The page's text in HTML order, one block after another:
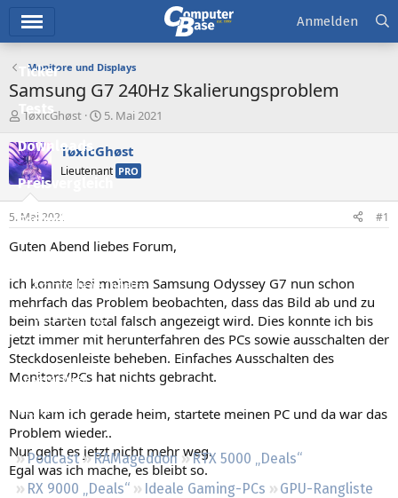
Ticker
Tests
Downloads
Preisvergleich
Forum
Aktuelles
Empfohlene Inhalte
Neue Beiträge
Neueste Aktivitäten
Leserartikel
Regeln
Podcast RAMageddon
RTX 5000 „Deals“
RX 9000 „Deals“
Ideale Gaming-PCs
GPU-Rangliste
Anmelden
Monitore und Displays
Samsung G7 240Hz Skalierungsproblem
E
s
t
e
l
e
r
TøxicGhøst
E
s
e
t
a
5. Mai 2021
TøxicGhøst
Lieutenant PRO
5. Mai 2021 #1
Guten Abend liebes Forum,
ich konnte bei meinem Samsung Odyssey G7 nun schon
mehrfach das Problem beobachten, dass das Bild ab und zu
beim starten total falsch angezeigt wird. Dies konnte ich bis
jetzt immer mit herunterfahren des PCs sowie ausschalten der
Steckdosenleiste beheben. Einfaches Ausschalten des
Monitors/PCs hat nichts gebracht.
Nun kam ich gerade heim, startete meinen PC und da war das
Problem wieder..
Nur geht es jetzt nicht mehr weg.
Egal was ich mache, es bleibt so.